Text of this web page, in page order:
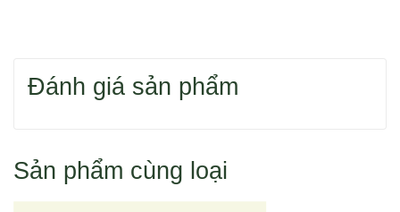
Hoặc bạn tìm sản phẩm theo danh mục.
Đánh giá sản phẩm
Sản phẩm cùng loại